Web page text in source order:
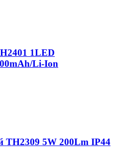
1LED
Li-Ion
TH2309 5W 200Lm IP44